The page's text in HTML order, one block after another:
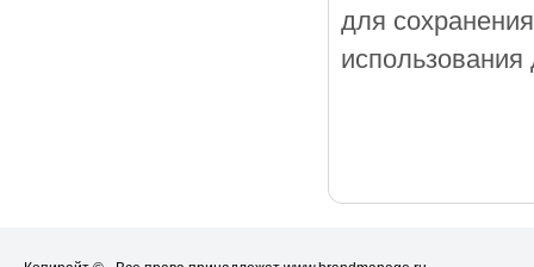
для